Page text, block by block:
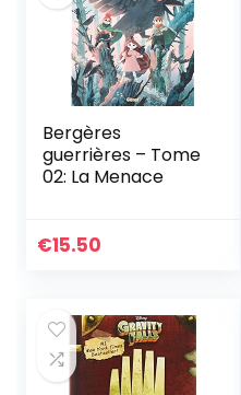
Bergères
guerrières – Tome
02: La Menace
€15.50